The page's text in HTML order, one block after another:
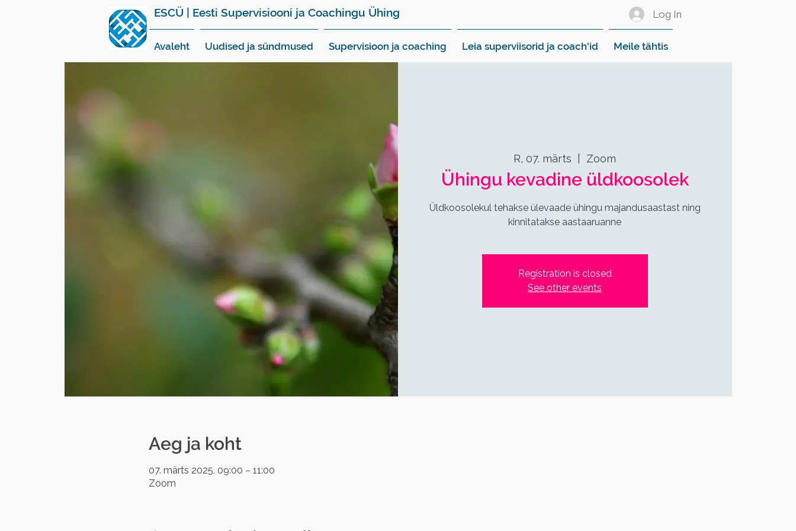
ESCÜ | Eesti Supervisiooni ja Coachingu Ühing Log In
Avaleht Uudised ja sündmused Supervisioon ja coaching Leia superviisorid ja coach'id Meile tähtis
R, 07. märts Zoom
Ühingu kevadine üldkoosolek
Üldkoosolekul tehakse ülevaade ühingu majandusaastast ning
kinnitatakse aastaaruanne
Registration is closed
See other events
Aeg ja koht
07. märts 2025, 09:00 – 11:00
Zoom